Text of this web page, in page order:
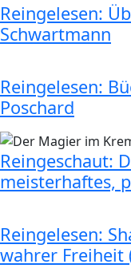
Reingelesen:
Schwartmann
Reingelesen:
Poschard
Reingeschaut:
meisterhaftes,
Reingelesen:
wahrer Freiheit